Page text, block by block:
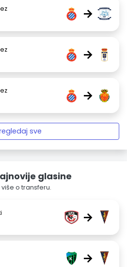
→
→
→
sve
glasine
o transferu.
→
→